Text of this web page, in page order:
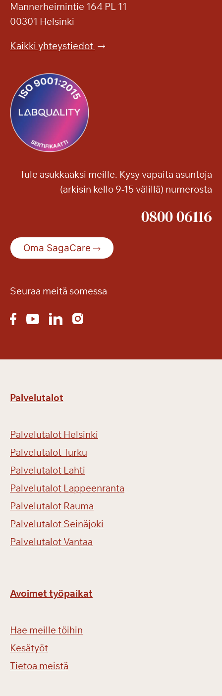
Mannerheimintie 164 PL 11
00301 Helsinki
Kaikki yhteystiedot
Tule asukkaaksi meille. Kysy vapaita asuntoja
(arkisin kello 9-15 välillä) numerosta
0800 06116
Oma SagaCare
Seuraa meitä somessa
Palvelutalot
Palvelutalot Helsinki
Palvelutalot Turku
Palvelutalot Lahti
Palvelutalot Lappeenranta
Palvelutalot Rauma
Palvelutalot Seinäjoki
Palvelutalot Vantaa
Avoimet työpaikat
Hae meille töihin
Kesätyöt
Tietoa meistä